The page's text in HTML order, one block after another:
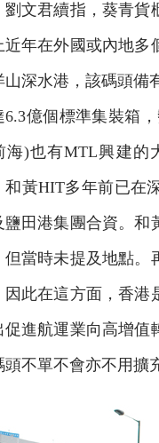
君續指，葵青貨櫃
近年在外國或內地多
山深水港，該碼頭備
6.3億個標準集裝箱
海)也有MTL興建的
和黃HIT多年前已在
鹽田港集團合資。和
但當時未提及地點。
因此在這方面，香港
促進航運業向高增值
頭不單不會亦不用擴